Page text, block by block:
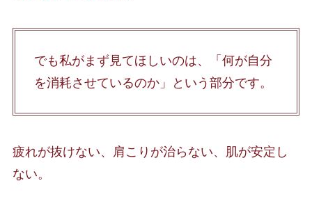
でも私がまず見てほしいのは、「何が自分
を消耗させているのか」という部分です。
疲れが抜けない、肩こりが治らない、肌が安定し
ない。